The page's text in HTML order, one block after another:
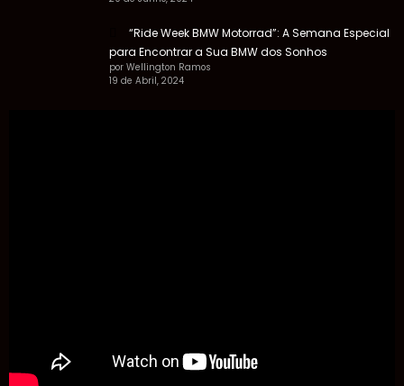
por Wellington Ramos
“Ride Week BMW Motorrad”: A Semana Especial
para Encontrar a Sua BMW dos Sonhos
por Wellington Ramos